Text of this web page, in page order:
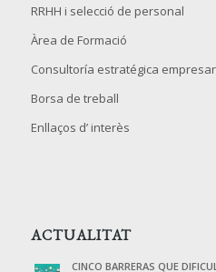
RRHH i selecció de personal
Àrea de Formació
Consultoría estratégica
Borsa de treball
Enllaços d’ interès
ACTUALITAT
CINCO BARRERAS QUE